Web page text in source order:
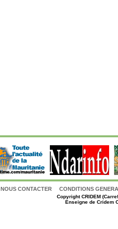
NOUS CONTACTER CONDITIONS
CopyrightCRIDEM
Enseigne de Cridem